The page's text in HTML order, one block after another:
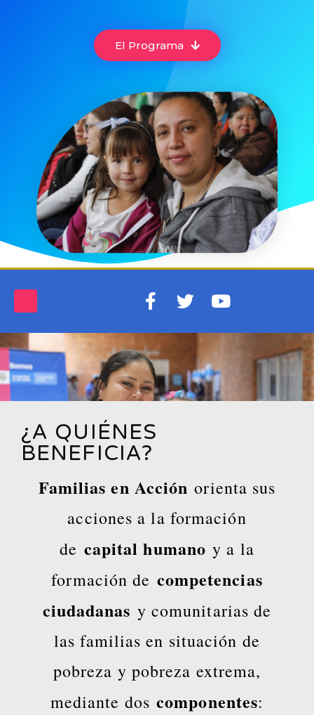
El Programa
¿A QUIÉNES
BENEFICIA?
Familias en Acción orienta sus
acciones a la formación
de capital humano y a la
formación de competencias
ciudadanas y comunitarias de
las familias en situación de
pobreza y pobreza extrema,
mediante doscomponentes: